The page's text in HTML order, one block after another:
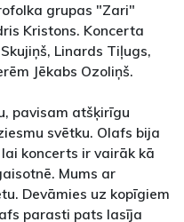
grupas "Zari"
Kristons. Koncerta
Linards Tiļugs,
Jēkabs Ozoliņš.
pavisam atšķirīgu
svētku. Olafs bija
koncerts ir vairāk kā
Mums ar
Devāmies uz kopīgiem
parasti pats lasīja